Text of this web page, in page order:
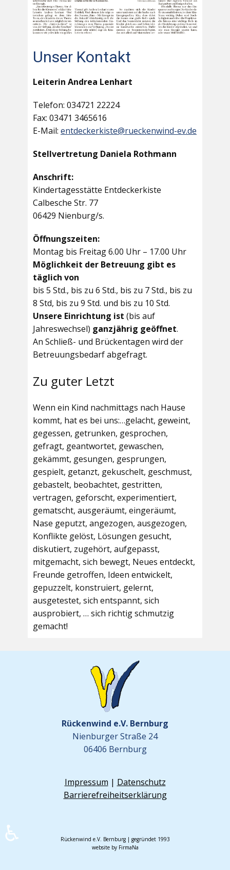
Unser Kontakt
Leiterin Andrea Lenhart
Telefon: 034721 22224
Fax: 03471 3465616
E-Mail: entdeckerkiste@rueckenwind-ev.de
Stellvertretung Daniela Rothmann
Anschrift:
Kindertagesstätte Entdeckerkiste
Calbesche Str. 77
06429 Nienburg/s.
Öffnungszeiten:
Montag bis Freitag 6.00 Uhr – 17.00 Uhr
Möglichkeit der Betreuung gibt es
täglich von
bis 5 Std., bis zu 6 Std., bis zu 7 Std., bis zu
8 Std, bis zu 9 Std. und bis zu 10 Std.
Unsere Einrichtung ist (bis auf
Jahreswechsel) ganzjährig geöffnet.
An Schließ- und Brückentagen wird der
Betreuungsbedarf abgefragt.
Zu guter Letzt
Wenn ein Kind nachmittags nach Hause
kommt, hat es bei uns:…gelacht, geweint,
gegessen, getrunken, gesprochen,
gefragt, geantwortet, gewaschen,
gekämmt, gesungen, gesprungen,
gespielt, getanzt, gekuschelt, geschmust,
gebastelt, beobachtet, gestritten,
vertragen, geforscht, experimentiert,
gematscht, ausgeräumt, eingeräumt,
Nase geputzt, angezogen, ausgezogen,
Konflikte gelöst, Lösungen gesucht,
diskutiert, zugehört, aufgepasst,
mitgemacht, sich bewegt, Neues entdeckt,
Freunde getroffen, Ideen entwickelt,
gepuzzelt, konstruiert, gelernt,
ausgetestet, sich entspannt, sich
ausprobiert, … sich richtig schmutzig
gemacht!
Rückenwind e.V. Bernburg
Nienburger Straße 24
06406 Bernburg
Impressum | Datenschutz
Barrierefreiheitserklärung
Rückenwind e.V. Bernburg | gegründet 1993
website by FirmaNa